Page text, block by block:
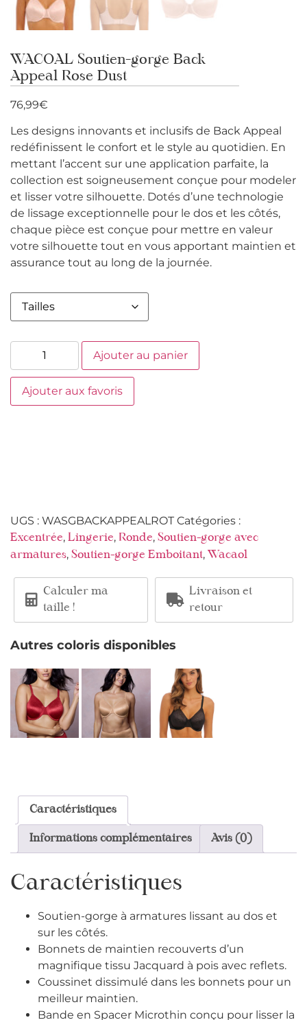
WACOAL Soutien-gorge Back
Appeal Rose Dust
76,99€
Les designs innovants et inclusifs de Back Appeal
redéfinissent le confort et le style au quotidien. En
mettant l’accent sur une application parfaite, la
collection est soigneusement conçue pour modeler
et lisser votre silhouette. Dotés d’une technologie
de lissage exceptionnelle pour le dos et les côtés,
chaque pièce est conçue pour mettre en valeur
votre silhouette tout en vous apportant maintien et
assurance tout au long de la journée.
Ajouter au panier
Ajouter aux favoris
UGS : WASGBACKAPPEALROT Catégories :
Excentrée, Lingerie, Ronde, Soutien-gorge avec
armatures, Soutien-gorge Emboitant, Wacaol
Calculer ma
taille !
Livraison et
retour
Autres coloris disponibles
Caractéristiques
Informations complémentaires Avis (0)
Caractéristiques
Soutien-gorge à armatures lissant au dos et
sur les côtés.
Bonnets de maintien recouverts d’un
magnifique tissu Jacquard à pois avec reflets.
Coussinet dissimulé dans les bonnets pour un
meilleur maintien.
Bande en Spacer Microthin conçu pour lisser la